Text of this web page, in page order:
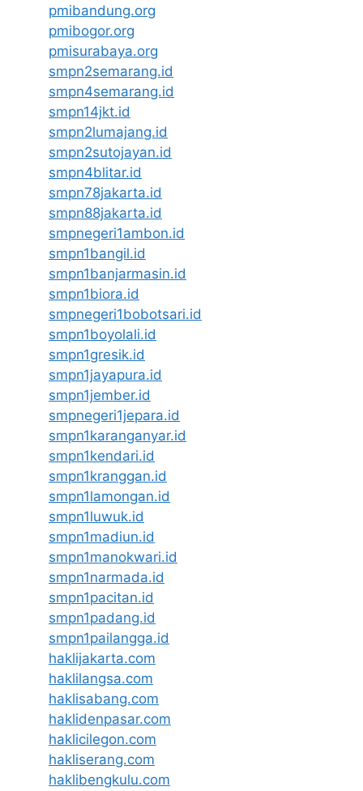
pmibandung.org
pmibogor.org
pmisurabaya.org
smpn2semarang.id
smpn4semarang.id
smpn14jkt.id
smpn2lumajang.id
smpn2sutojayan.id
smpn4blitar.id
smpn78jakarta.id
smpn88jakarta.id
smpnegeri1ambon.id
smpn1bangil.id
smpn1banjarmasin.id
smpn1biora.id
smpnegeri1bobotsari.id
smpn1boyolali.id
smpn1gresik.id
smpn1jayapura.id
smpn1jember.id
smpnegeri1jepara.id
smpn1karanganyar.id
smpn1kendari.id
smpn1kranggan.id
smpn1lamongan.id
smpn1luwuk.id
smpn1madiun.id
smpn1manokwari.id
smpn1narmada.id
smpn1pacitan.id
smpn1padang.id
smpn1pailangga.id
haklijakarta.com
haklilangsa.com
haklisabang.com
haklidenpasar.com
haklicilegon.com
hakliserang.com
haklibengkulu.com